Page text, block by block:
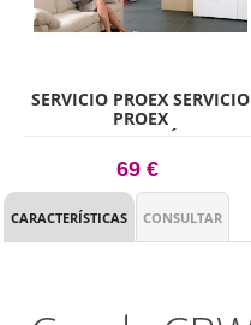
SERVICIO PROEX SERVICIO
PROEX
ELECTRODOMÉSTICO
LIBRE INSTALACIÓN,
SUBIDA Y RECOGIDA
ELECTRODOMÉSTICO,
INCLUYE LA RETIRADA
69 €
CARACTERÍSTICAS CONSULTAR